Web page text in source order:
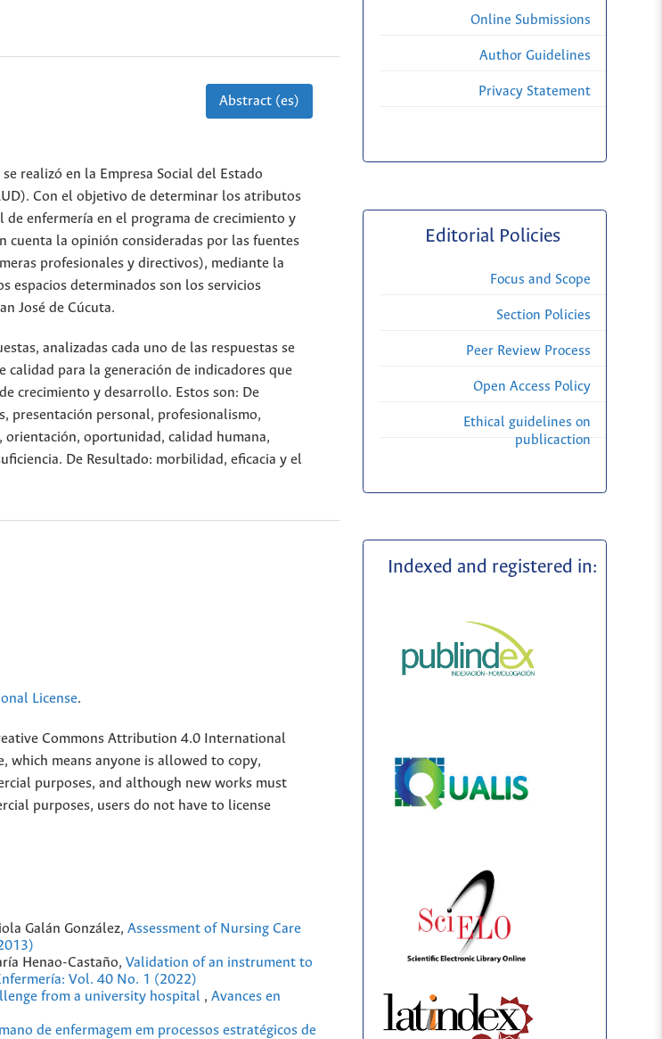
Abstract (es)
realizó en la Empresa Social del Estado
Con el objetivo de determinar los atributos
enfermería en el programa de crecimiento y
cuenta la opinión consideradas por las fuentes
profesionales y directivos), mediante la
espacios determinados son los servicios
José de Cúcuta.
analizadas cada uno de las respuestas se
para la generación de indicadores que
crecimiento y desarrollo. Estos son: De
presentación personal, profesionalismo,
oportunidad, calidad humana,
De Resultado: morbilidad, eficacia y el
License.
Commons Attribution 4.0 International
which means anyone is allowed to copy,
purposes, and although new works must
purposes, users do not have to license
Galán González, Assessment of Nursing Care
Henao-Castaño, Validation of an instrument to
Vol. 40 No. 1 (2022)
from a university hospital , Avances en
de enfermagem em processos estratégicos de
Online Submissions
Author Guidelines
Privacy Statement
Editorial Policies
Focus and Scope
Section Policies
Peer Review Process
Open Access Policy
Ethical guidelines on
publicaction
Indexed and registered in: